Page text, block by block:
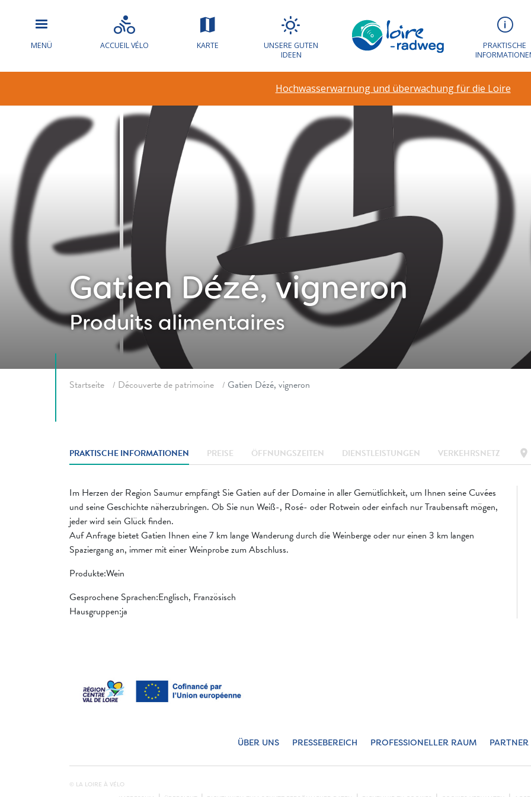
MENÜ ACCUEIL VÉLO KARTE
UNSERE GUTEN
IDEEN
PRAKTISCHE
Hochwasserwarnung und überwachung für die Loire
Gatien Dézé, vigneron
Produits alimentaires
Startseite Découverte de patrimoine Gatien Dézé, vigneron
PRAKTISCHE INFORMATIONEN PREISE ÖFFNUNGSZEITEN DIENSTLEISTUNGEN VERKEHRSNETZ location_on
Im Herzen der Region Saumur empfängt Sie Gatien auf der Domaine in aller Gemütlichkeit, um Ihnen seine Cuvées
und seine Geschichte näherzubringen. Ob Sie nun Weiß-, Rosé- oder Rotwein oder einfach nur Traubensaft mögen,
jeder wird sein Glück finden.
Auf Anfrage bietet Gatien Ihnen eine 7 km lange Wanderung durch die Weinberge oder nur einen 3 km langen
Spaziergang an, immer mit einer Weinprobe zum Abschluss.
Produkte:Wein
Gesprochene Sprachen:Englisch, Französisch
Hausgruppen:ja
ÜBER UNS PRESSEBEREICH PROFESSIONELLER RAUM PARTNER
© LA LOIRE À VÉLO